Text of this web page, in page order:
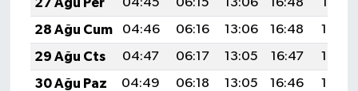
28 Ağu Cum
04:46 06:16 13:06 16:48
19:45
29 Ağu Cts
04:47 06:17 13:05 16:47
19:44
30 Ağu Paz
04:49 06:18 13:05 16:46
19:42